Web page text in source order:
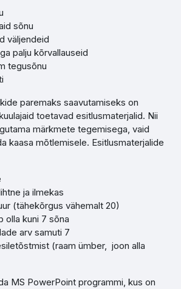
sõnu
väljendeid
palju kõrvallauseid
tegusõnu
paremaks saavutamiseks on
toetavad esitlusmaterjalid. Nii
märkmete tegemisega, vaid
kaasa mõtlemisele. Esitlusmaterjalide
ja ilmekas
(tähekõrgus vähemalt 20)
olla kuni 7 sõna
arv samuti 7
(raam ümber, joon alla
MS PowerPoint programmi, kus on